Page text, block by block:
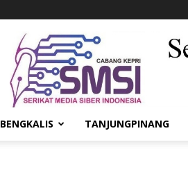
BENGKALIS TANJUNGPINANG